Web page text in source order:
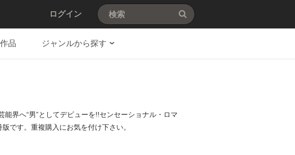
ログイン
品 ジャンルから探す
界へ“男”としてデビューを!!センセーショナル・ロマ
です。重複購入にお気を付け下さい。